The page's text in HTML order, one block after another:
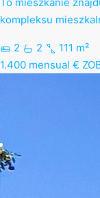
kompleksu
2 2
111 m²
1.400 mensual €